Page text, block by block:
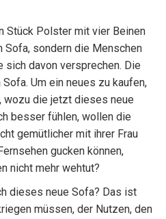
Stück Polster mit vier Beinen
Sofa, sondern die Menschen
sich davon versprechen. Die
Um ein neues zu kaufen,
wozu die jetzt dieses neue
besser fühlen, wollen die
gemütlicher mit ihrer Frau
gucken können,
nicht mehr wehtut?
dieses neue Sofa? Das ist
müssen, der Nutzen, den